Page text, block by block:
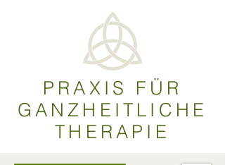
PRAXIS FÜR
GANZHEITLICHE
THERAPIE